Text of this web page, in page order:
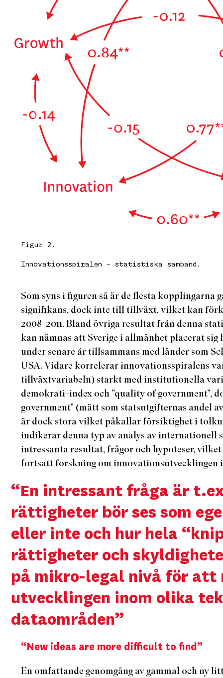
Figur 2.
Innovationsspiralen – statistiska samband.
Som syns i figuren så är de flesta kopplingarna
signifikans, dock inte till tillväxt, vilket kan
2008-2011. Bland övriga resultat från denna
kan nämnas att Sverige i allmänhet placerat sig
under senare år tillsammans med länder som
USA. Vidare korrelerar innovationsspiralens
tillväxtvariabeln) starkt med institutionella
demokrati-index och ”quality of government”,
government” (mätt som statsutgifternas andel
är dock stora vilket påkallar försiktighet i
indikerar denna typ av analys av
intressanta resultat, frågor och hypoteser,
fortsatt forskning om innovationsutvecklingen
“En intressant fråga är
rättigheter bör ses som
eller inte och hur hela
rättigheter och
på mikro-legal nivå för att
utvecklingen inom olika
dataområden”
“New ideas are more difficult to find”
En omfattande genomgång av gammal och ny